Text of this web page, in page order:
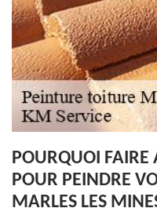
POURQUOI FAIRE
POUR PEINDRE
MARLES LES